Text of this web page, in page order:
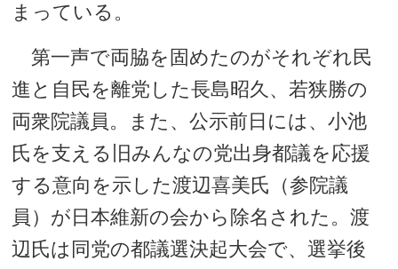
まっている。
第一声で両脇を固めたのがそれぞれ民
進と自民を離党した長島昭久、若狭勝の
両衆院議員。また、公示前日には、小池
氏を支える旧みんなの党出身都議を応援
する意向を示した渡辺喜美氏（参院議
員）が日本維新の会から除名された。渡
辺氏は同党の都議選決起大会で、選挙後